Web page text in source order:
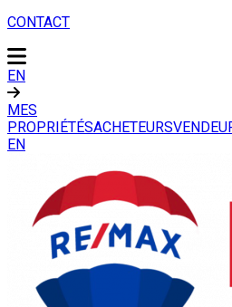
CONTACT
EN
MES
PROPRIÉTÉSACHETEURS
EN